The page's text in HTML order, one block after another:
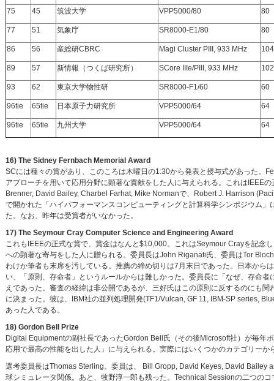
75 45 筑波大学 VPP5000/80 80
77 51 気象庁 SR8000-E1/80 80
86 56 産総研CBRC Magi Cluster PIII, 933 MHz
89 57 新情報（つくば研究所） SCore IIIe/PIII, 933 MHz
93 62 東京大学物性研 SR8000-F1/60 60
96tie 65tie 日本原子力研究所 VPP5000/64 64
96tie 65tie 九州大学 VPP5000/64 64
16) The Sidney Fernbach Memorial Award
SCには種々の賞があり、このころは木曜日の1:30から発表と授与式があった
アプローチを用いて応用分野に顕著な貢献をした人に与えられる。これはIEEE
Brenner, David Bailey, Charbel Farhat, Mike Normanで、Robert J. Harrison
で開かれた「ハイパフォーマンスコンピューティングと計算科学シンポジウム
た。なお、昨年は受賞者がいなかった。
17) The Seymour Cray Computer Science and Engineering Award
これもIEEEの正式な賞で、賞金はなんと$10,000。これはSeymour Crayを記念
への顕著な寄与をした人に贈られる。委員長はJohn Riganati氏、委員はTor
わけか筆者も末席を汚している。推薦の締め切りは7月末日であった。日本か
い、「原則、存命者」というルールからは難しかった。委員長に「なぜ、存命
えであった。審査の経緯は非公開であるが、三好氏はこの原則に反するのにも
に決まった。彼は、IBM社の並列処理開発(TF1/Vulcan, GF 11, IBM-SP series,
あった人である。
18) Gordon Bell Prize
Digital Equipmentの副社長であったGordon Bell氏（その後Microsoft社）が毎年
応用で最高の性能を出した人」に与えられる。実際にはいくつかのカテゴリーか
選考委員長はThomas Sterling。委員は、 Bill Gropp, David Keyes, David
球シミュレータ関係。あと、牧野淳一郎も残った。Technical Sessionの二つの